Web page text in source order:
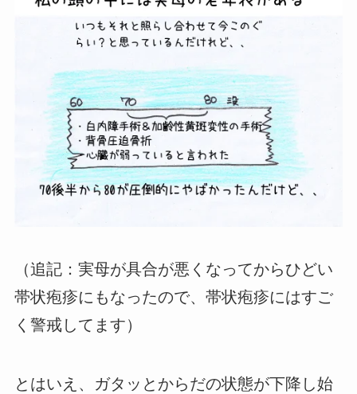
（追記：実母が具合が悪くなってからひどい
帯状疱疹にもなったので、帯状疱疹にはすご
く警戒してます）
とはいえ、ガタッとからだの状態が下降し始